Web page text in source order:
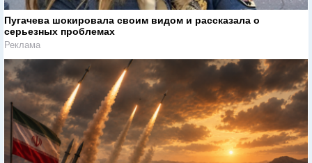
Пугачева шокировала своим видом и рассказала о
серьезных проблемах
Реклама